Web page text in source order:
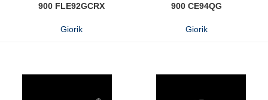
900 FLE92GCRX
Giorik
900 CE94QG
Giorik